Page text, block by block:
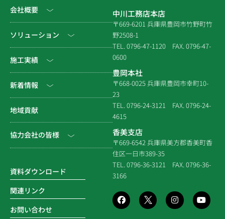
会社概要
社長挨拶
会社沿革
拠点一覧
企業倫理規定
品質方針
環境方針
ソリューション
公共工事
住宅関連
システム建築
各種連携
災害時対応等
施工実績
土木
建築（民間）
新着情報
NEWS & EVENT
メディア掲載
地域貢献
協力会社の皆様
資料ダウンロード
関連リンク
お問い合わせ
中川工務店本店
〒669-6201 兵庫県豊岡市竹野町竹
野2508-1
TEL. 0796-47-1120 FAX. 0796-47-
0600
豊岡本社
〒668-0025 兵庫県豊岡市幸町10-
23
TEL. 0796-24-3121 FAX. 0796-24-
4615
香美支店
〒669-6542 兵庫県美方郡香美町香
住区一日市389-35
TEL. 0796-36-3121 FAX. 0796-36-
3166